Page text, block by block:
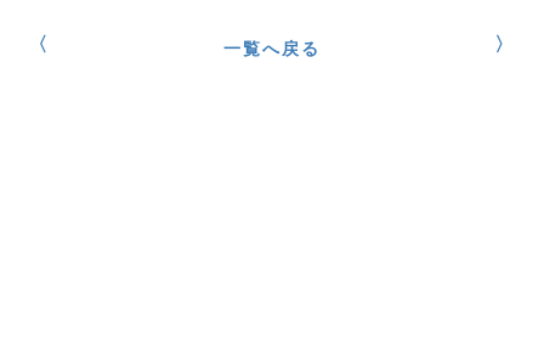
一覧へ戻る